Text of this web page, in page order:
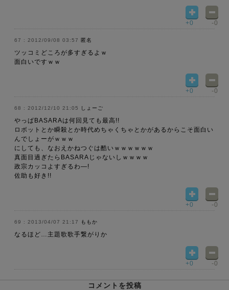
+0 -0
2012/09/08 03:57 匿名
ツッコミどころが多すぎるよｗ
面白いですｗｗ
+0 -0
2012/12/10 21:05 しょーご
やっぱBASARAは何回見ても最高!!
ロボットとか瞬殺とか時代めちゃくちゃとかがあるからこそ面白い
んでしょーがｗｗｗ
にしても、なおえかねつぐは酷いｗｗｗｗｗｗ
真面目過ぎたらBASARAじゃないしｗｗｗｗ
政宗カッコよすぎるわ―!
佐助も好き!!
+0 -0
2013/04/07 21:17 ももか
なるほど…主題歌歌手繋がりか
+0 -0
コメントを投稿